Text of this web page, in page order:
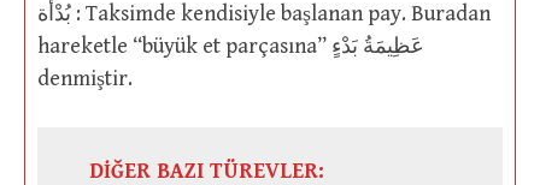
بُدْأة : Taksimde kendisiyle başlanan pay. Buradan
hareketle “büyük et parçasına” عَظِيمَةُ بَدْءٍ
denmiştir.
DİĞER BAZI TÜREVLER: